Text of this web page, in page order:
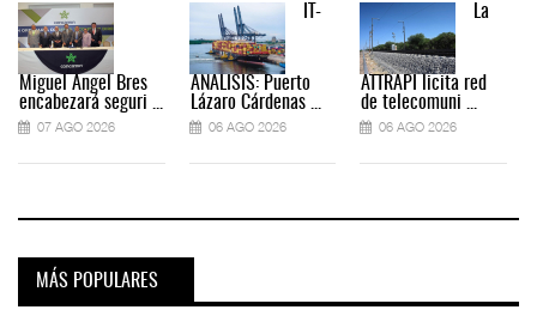
Miguel Ángel Bres
encabezará seguri ...
07 AGO 2026
IT-
ANÁLISIS: Puerto
Lázaro Cárdenas ...
06 AGO 2026
La
ATTRAPI licita red
de telecomuni ...
06 AGO 2026
MÁS POPULARES